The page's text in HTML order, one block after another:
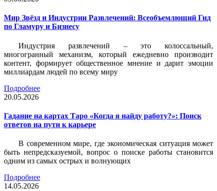
Мир Звёзд и Индустрии Развлечений: Всеобъемлющий Гид
по Гламуру и Бизнесу
Индустрия развлечений – это колоссальный,
многогранный механизм, который ежедневно производит
контент, формирует общественное мнение и дарит эмоции
миллиардам людей по всему миру
Подробнее
20.05.2026
Гадание на картах Таро «Когда я найду работу?»: Поиск
ответов на пути к карьере
В современном мире, где экономическая ситуация может
быть непредсказуемой, вопрос о поиске работы становится
одним из самых острых и волнующих
Подробнее
14.05.2026